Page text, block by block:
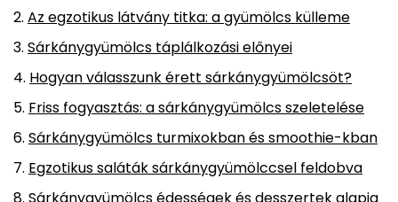
Az egzotikus látvány titka: a gyümölcs külleme
Sárkánygyümölcs táplálkozási előnyei
Hogyan válasszunk érett sárkánygyümölcsöt?
Friss fogyasztás: a sárkánygyümölcs szeletelése
Sárkánygyümölcs turmixokban és smoothie-kban
Egzotikus saláták sárkánygyümölccsel feldobva